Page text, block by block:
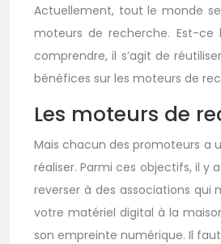
Actuellement, tout le monde
moteurs de recherche. Est-ce
comprendre, il s’agit de
bénéfices sur les moteurs de
Les moteurs de
Mais chacun des promoteurs a
réaliser. Parmi ces objectifs, il y
reverser à des associations qui
votre matériel digital à la
son empreinte numérique. Il